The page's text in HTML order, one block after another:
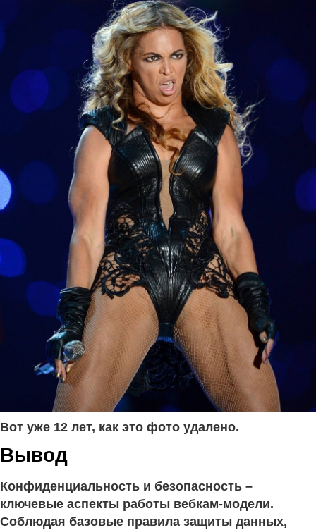
Вот уже 12 лет, как это фото удалено.
Вывод
Конфиденциальность и безопасность –
ключевые аспекты работы вебкам-модели.
Соблюдая базовые правила защиты данных,